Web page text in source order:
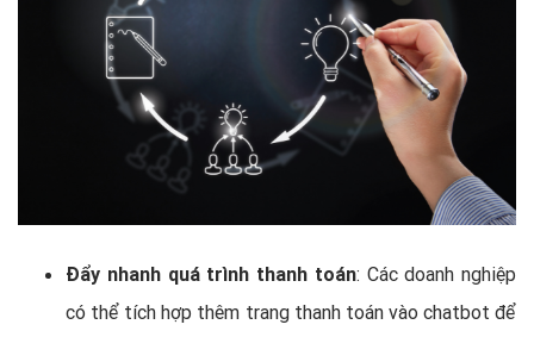
Đẩy nhanh quá trình thanh toán: Các doanh nghiệp
có thể tích hợp thêm trang thanh toán vào chatbot để